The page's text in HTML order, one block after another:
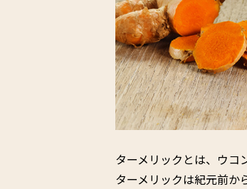
ターメリックとは、ウコ
ターメリックは紀元前か